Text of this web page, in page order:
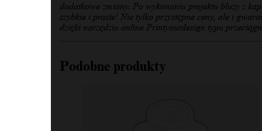
dodatkowe zmiany. Po wykonaniu projektu bluzy z
szybkie i proste! Nie tylko przystępne ceny, ale i
dzięki narzędziu online Printyourdesign typu
Podobne produkty